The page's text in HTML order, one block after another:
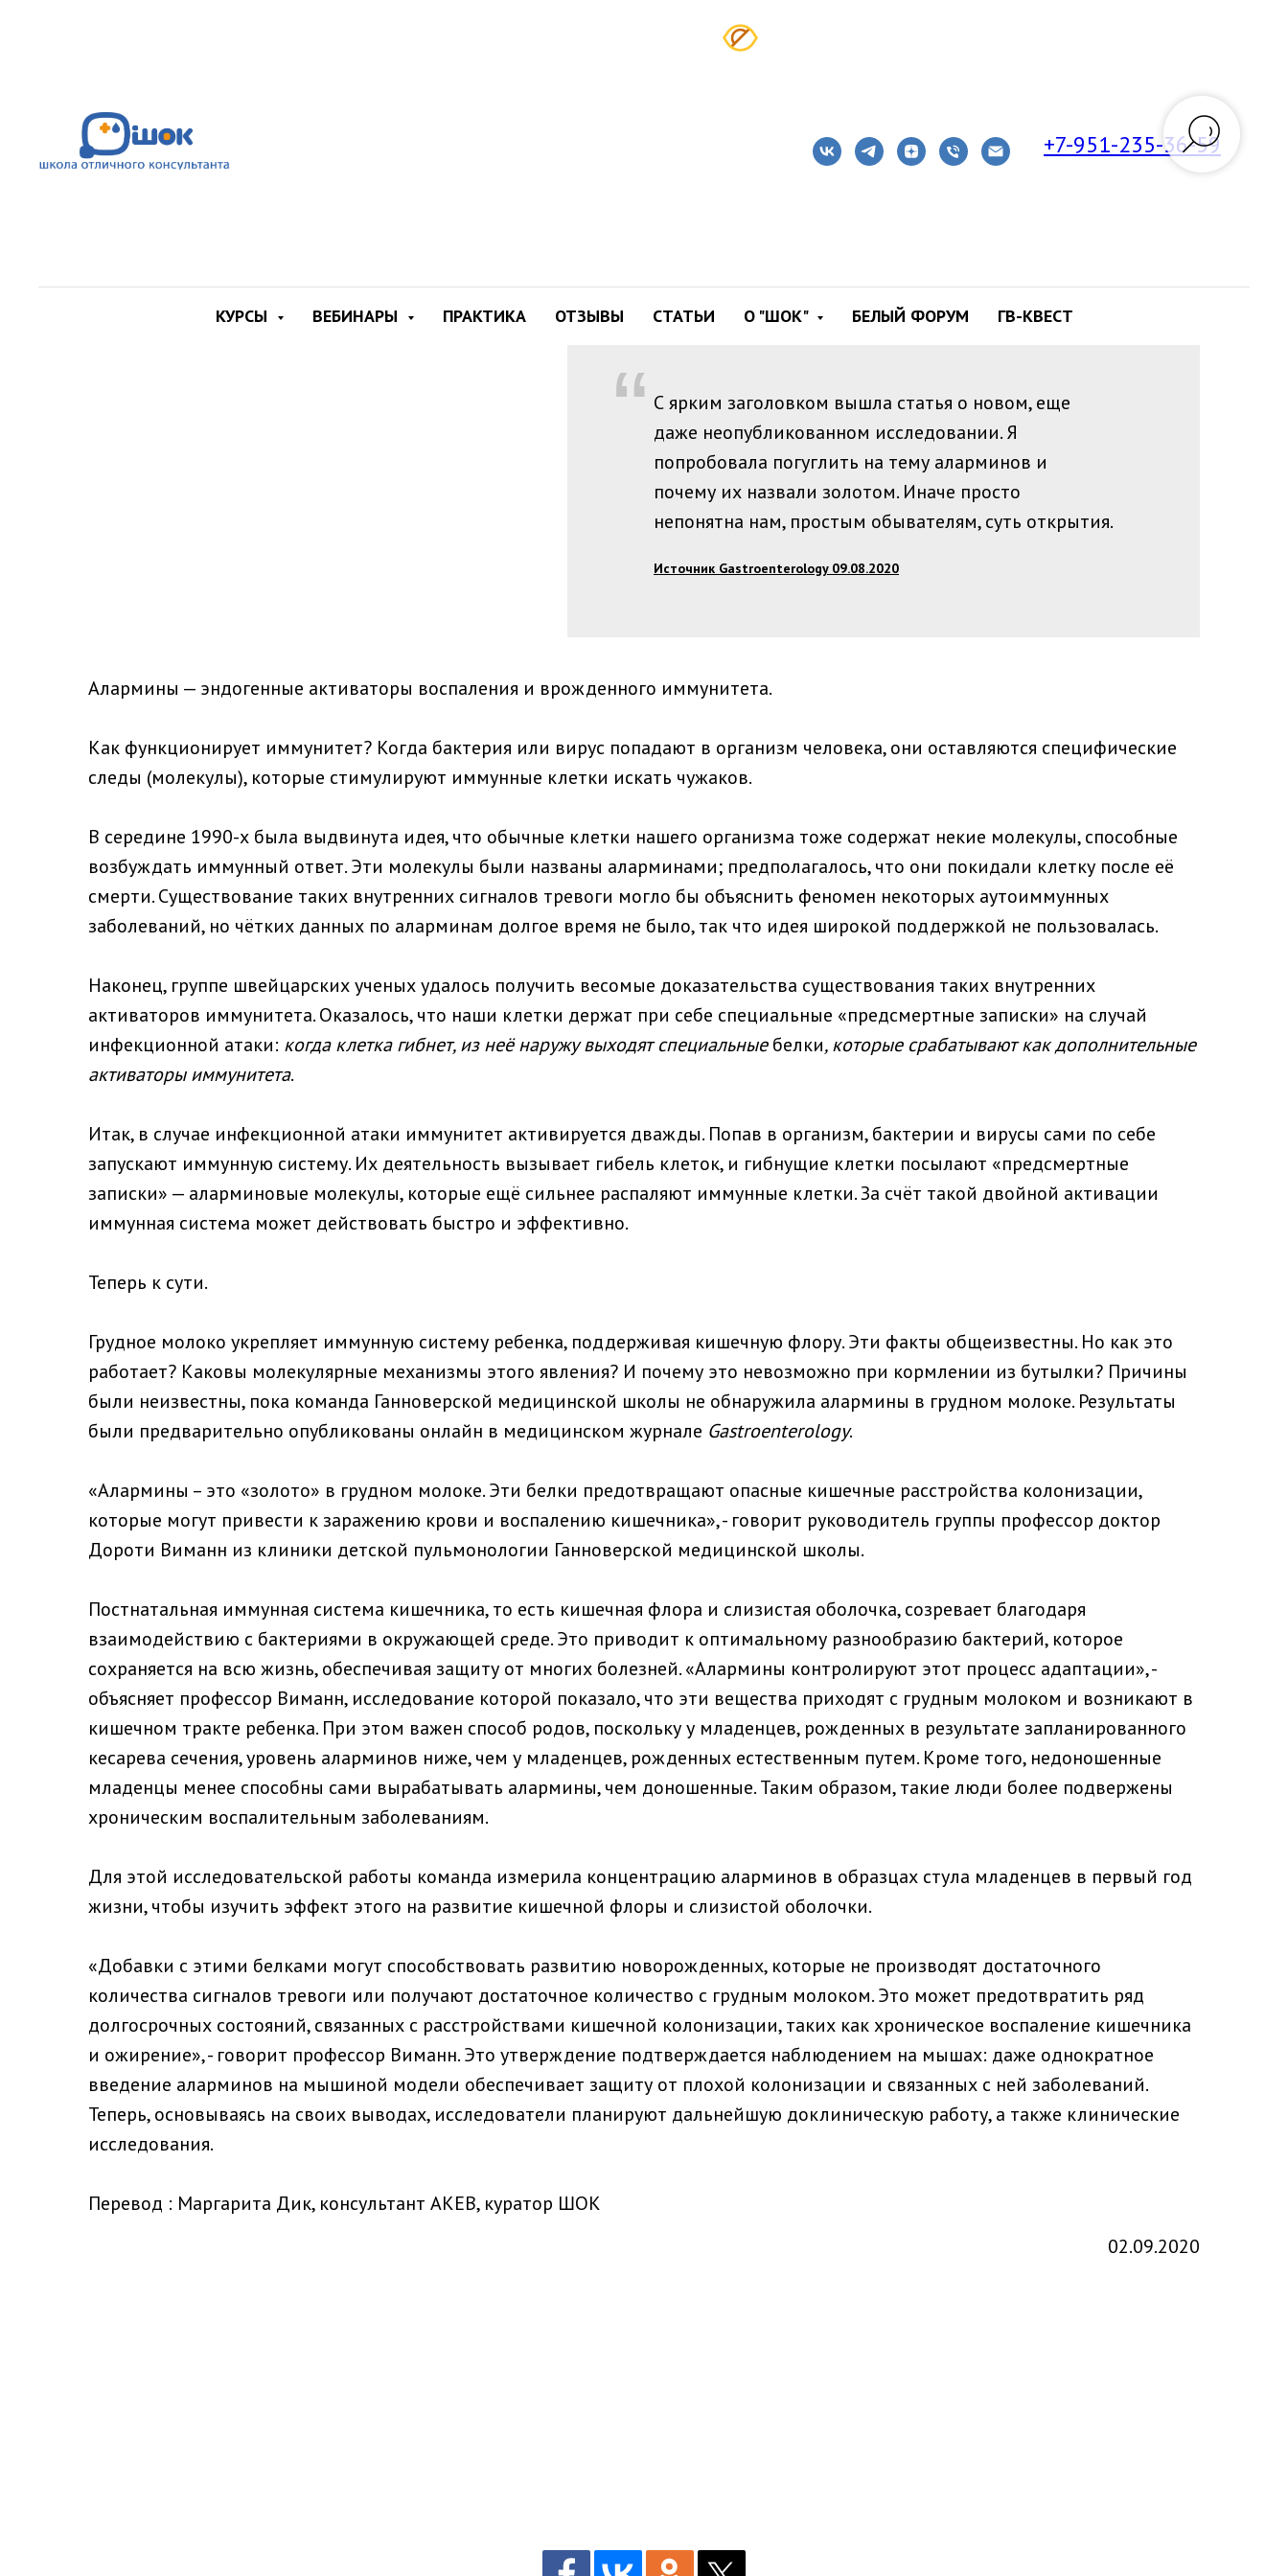
+7-951-235-36-59
КУРСЫ ВЕБИНАРЫ ПРАКТИКА ОТЗЫВЫ СТАТЬИ О "ШОК" БЕЛЫЙ ФОРУМ ГВ-КВЕСТ
“ С ярким заголовком вышла статья о новом, еще
даже неопубликованном исследовании. Я
попробовала погуглить на тему аларминов и
почему их назвали золотом. Иначе просто
непонятна нам, простым обывателям, суть открытия.
Источник Gastroenterology 09.08.2020
Алармины — эндогенные активаторы воспаления и врожденного иммунитета.
Как функционирует иммунитет? Когда бактерия или вирус попадают в организм человека, они оставляются специфические
следы (молекулы), которые стимулируют иммунные клетки искать чужаков.
В середине 1990-х была выдвинута идея, что обычные клетки нашего организма тоже содержат некие молекулы, способные
возбуждать иммунный ответ. Эти молекулы были названы аларминами; предполагалось, что они покидали клетку после её
смерти. Существование таких внутренних сигналов тревоги могло бы объяснить феномен некоторых аутоиммунных
заболеваний, но чётких данных по аларминам долгое время не было, так что идея широкой поддержкой не пользовалась.
Наконец, группе швейцарских ученых удалось получить весомые доказательства существования таких внутренних
активаторов иммунитета. Оказалось, что наши клетки держат при себе специальные «предсмертные записки» на случай
инфекционной атаки: когда клетка гибнет, из неё наружу выходят специальныебелки, которые срабатывают как дополнительные
активаторы иммунитета.
Итак, в случае инфекционной атаки иммунитет активируется дважды. Попав в организм, бактерии и вирусы сами по себе
запускают иммунную систему. Их деятельность вызывает гибель клеток, и гибнущие клетки посылают «предсмертные
записки» — аларминовые молекулы, которые ещё сильнее распаляют иммунные клетки. За счёт такой двойной активации
иммунная система может действовать быстро и эффективно.
Теперь к сути.
Грудное молоко укрепляет иммунную систему ребенка, поддерживая кишечную флору. Эти факты общеизвестны. Но как это
работает? Каковы молекулярные механизмы этого явления? И почему это невозможно при кормлении из бутылки? Причины
были неизвестны, пока команда Ганноверской медицинской школы не обнаружила алармины в грудном молоке. Результаты
были предварительно опубликованы онлайн в медицинском журнале Gastroenterology.
«Алармины – это «золото» в грудном молоке. Эти белки предотвращают опасные кишечные расстройства колонизации,
которые могут привести к заражению крови и воспалению кишечника», - говорит руководитель группы профессор доктор
Дороти Виманн из клиники детской пульмонологии Ганноверской медицинской школы.
Постнатальная иммунная система кишечника, то есть кишечная флора и слизистая оболочка, созревает благодаря
взаимодействию с бактериями в окружающей среде. Это приводит к оптимальному разнообразию бактерий, которое
сохраняется на всю жизнь, обеспечивая защиту от многих болезней. «Алармины контролируют этот процесс адаптации», -
объясняет профессор Виманн, исследование которой показало, что эти вещества приходят с грудным молоком и возникают в
кишечном тракте ребенка. При этом важен способ родов, поскольку у младенцев, рожденных в результате запланированного
кесарева сечения, уровень аларминов ниже, чем у младенцев, рожденных естественным путем. Кроме того, недоношенные
младенцы менее способны сами вырабатывать алармины, чем доношенные. Таким образом, такие люди более подвержены
хроническим воспалительным заболеваниям.
Для этой исследовательской работы команда измерила концентрацию аларминов в образцах стула младенцев в первый год
жизни, чтобы изучить эффект этого на развитие кишечной флоры и слизистой оболочки.
«Добавки с этими белками могут способствовать развитию новорожденных, которые не производят достаточного
количества сигналов тревоги или получают достаточное количество с грудным молоком. Это может предотвратить ряд
долгосрочных состояний, связанных с расстройствами кишечной колонизации, таких как хроническое воспаление кишечника
и ожирение», - говорит профессор Виманн. Это утверждение подтверждается наблюдением на мышах: даже однократное
введение аларминов на мышиной модели обеспечивает защиту от плохой колонизации и связанных с ней заболеваний.
Теперь, основываясь на своих выводах, исследователи планируют дальнейшую доклиническую работу, а также клинические
исследования.
Перевод : Маргарита Дик, консультант АКЕВ, куратор ШОК
02.09.2020